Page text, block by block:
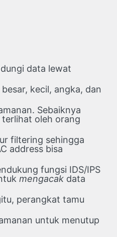
data lewat
kecil, angka, dan
Sebaiknya
oleh orang
filtering sehingga
address bisa
fungsi IDS/IPS
mengacak data
perangkat tamu
untuk menutup